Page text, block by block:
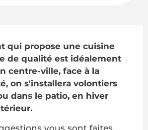
qui propose une cuisine
de qualité est idéalement
centre-ville, face à la
on s'installera volontiers
dans le patio, en hiver
vous sont faites.